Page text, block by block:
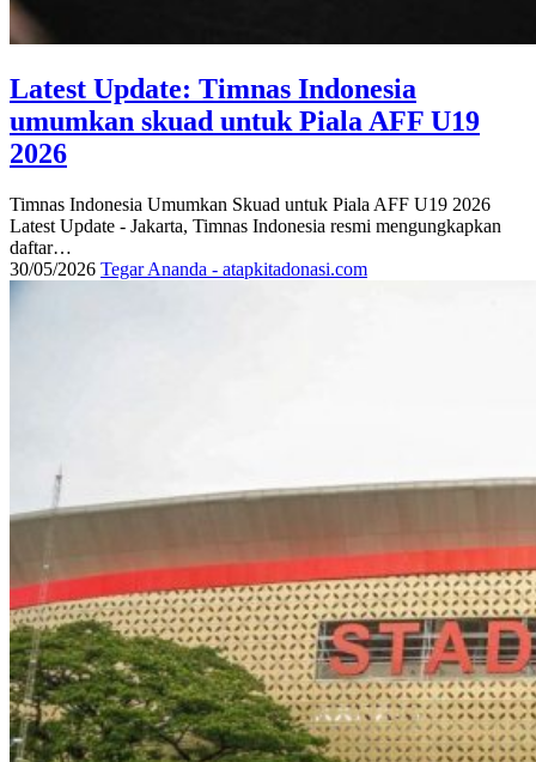
Latest Update: Timnas Indonesia
umumkan skuad untuk Piala AFF U19
2026
Timnas Indonesia Umumkan Skuad untuk Piala AFF U19 2026
Latest Update - Jakarta, Timnas Indonesia resmi mengungkapkan
daftar…
30/05/2026 Tegar Ananda - atapkitadonasi.com